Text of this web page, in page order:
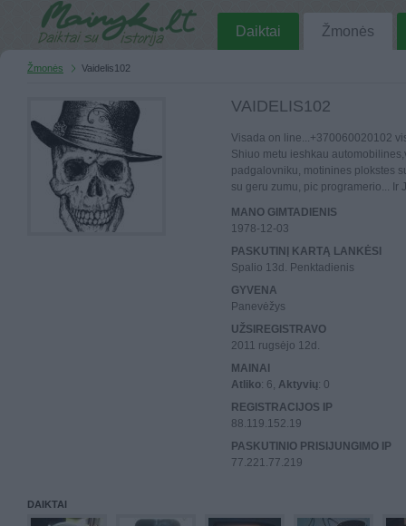
Daiktai Žmonės
Žmonės Vaidelis102
VAIDELIS102
Visada on line...+370060020102
Shiuo metu ieshkau
padgalovniku, motinines plokstes
su geru zumu, pic programerio... Ir
MANO GIMTADIENIS
1978-12-03
PASKUTINĮ KARTĄ LANKĖSI
Spalio 13d. Penktadienis
GYVENA
Panevėžys
UŽSIREGISTRAVO
2011 rugsėjo 12d.
MAINAI
Atliko: 6, Aktyvių: 0
REGISTRACIJOS IP
88.119.152.19
PASKUTINIO PRISIJUNGIMO IP
77.221.77.219
DAIKTAI